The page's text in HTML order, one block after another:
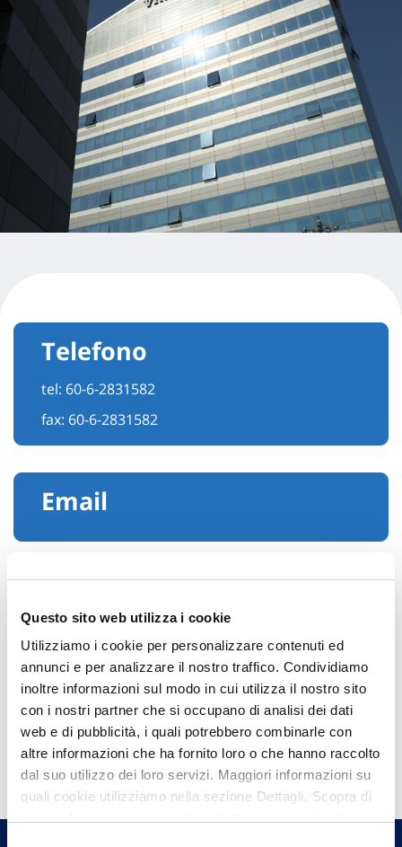
Questo sito web utilizza i cookie
Utilizziamo i cookie per personalizzare contenuti ed
annunci e per analizzare il nostro traffico. Condividiamo
inoltre informazioni sul modo in cui utilizza il nostro sito
con i nostri partner che si occupano di analisi dei dati
web e di pubblicità, i quali potrebbero combinarle con
altre informazioni che ha fornito loro o che hanno raccolto
dal suo utilizzo dei loro servizi. Maggiori informazioni su
quali cookie utilizziamo nella sezione Dettagli. Scopra di
Telefono
tel: 60-6-2831582
fax: 60-6-2831582
Email
Hai bisogno di
informazioni?
Trova l'Agenzia più vicina a te e parla con